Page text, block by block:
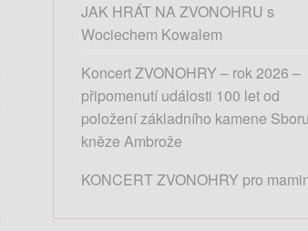
JAK HRÁT NA ZVONOHRU s
Wociechem Kowalem
Koncert ZVONOHRY – rok 2026 –
připomenutí události 100 let od
položení základního kamene Sboru
kněze Ambrože
KONCERT ZVONOHRY pro